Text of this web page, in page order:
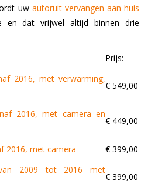
uw autoruit vervangen aan huis
en dat vrijwel altijd binnen drie
Prijs:
2016, met verwarming,
€ 549,00
2016, met camera en
€ 449,00
2016, met camera
€ 399,00
2009 tot 2016 met
€ 399,00